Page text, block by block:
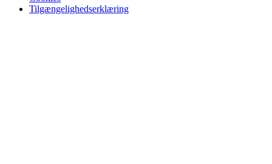
Tilgængelighedserklæring